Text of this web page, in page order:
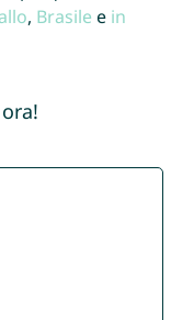
, Brasile e in